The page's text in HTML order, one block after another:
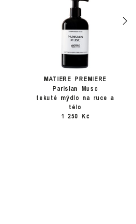
MATIERE PREMIERE
Parisian Musc
tekuté mýdlo na ruce a
tělo
1 250 Kč